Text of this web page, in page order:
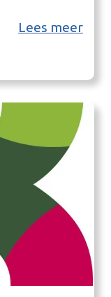
Lees meer